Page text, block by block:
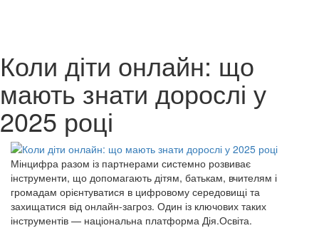
Коли діти онлайн: що
мають знати дорослі у
2025 році
Мінцифра разом із партнерами системно розвиває
інструменти, що допомагають дітям, батькам, вчителям і
громадам орієнтуватися в цифровому середовищі та
захищатися від онлайн-загроз. Один із ключових таких
інструментів — національна платформа Дія.Освіта.